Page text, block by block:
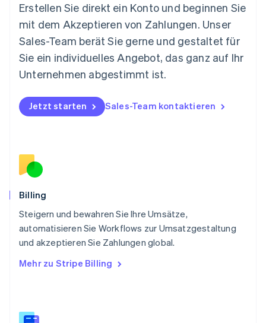
Erstellen Sie direkt ein Konto und beginnen Sie
mit dem Akzeptieren von Zahlungen. Unser
Sales-Team berät Sie gerne und gestaltet für
Sie ein individuelles Angebot, das ganz auf Ihr
Unternehmen abgestimmt ist.
Jetzt starten Sales-Team kontaktieren
Billing
Steigern und bewahren Sie Ihre Umsätze,
automatisieren Sie Workflows zur Umsatzgestaltung
und akzeptieren Sie Zahlungen global.
Mehr zu Stripe Billing
English
Niederlande
Nederlands English
Norwegen
English
Österreich
Polen
English
Portugal
Schweden
Svenska
Schweiz
Deutsch
Singapur
English简体中文
Slowakei
English
Slowenien
English